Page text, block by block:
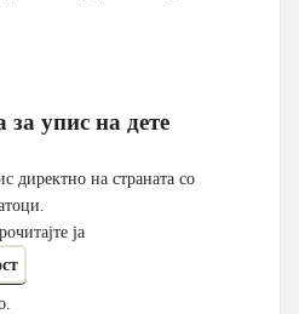
упис на дете
директно на страната со
ја